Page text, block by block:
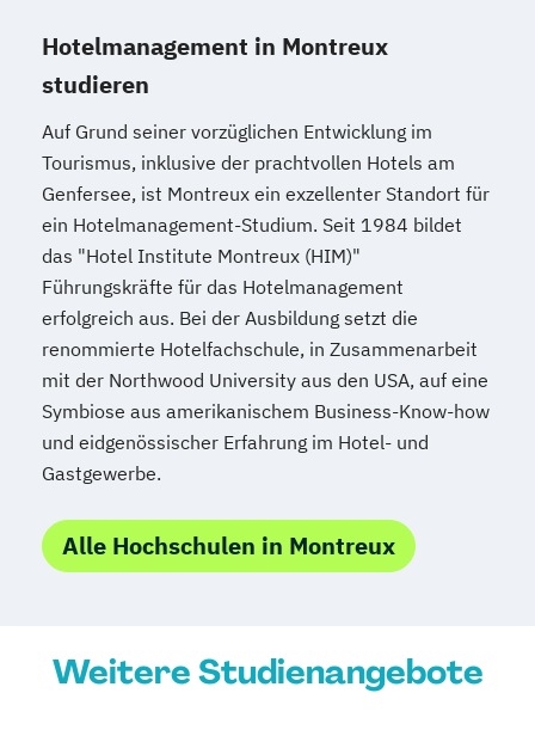
Hotelmanagement in Montreux
studieren
Auf Grund seiner vorzüglichen Entwicklung im
Tourismus, inklusive der prachtvollen Hotels am
Genfersee, ist Montreux ein exzellenter Standort für
ein Hotelmanagement-Studium. Seit 1984 bildet
das "Hotel Institute Montreux (HIM)"
Führungskräfte für das Hotelmanagement
erfolgreich aus. Bei der Ausbildung setzt die
renommierte Hotelfachschule, in Zusammenarbeit
mit der Northwood University aus den USA, auf eine
Symbiose aus amerikanischem Business-Know-how
und eidgenössischer Erfahrung im Hotel- und
Gastgewerbe.
Alle Hochschulen in Montreux
Weitere Studienangebote